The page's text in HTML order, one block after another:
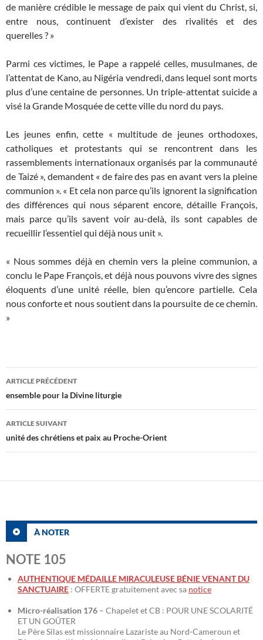
de manière crédible le message de paix qui vient du Christ, si,
entre nous, continuent d’exister des rivalités et des
querelles ? »
Parmi ces victimes, le Pape a rappelé celles, musulmanes, de
l’attentat de Kano, au Nigéria vendredi, dans lequel sont morts
plus d’une centaine de personnes. Un triple-attentat suicide a
visé la Grande Mosquée de cette ville du nord du pays.
Les jeunes enfin, cette « multitude de jeunes orthodoxes,
catholiques et protestants qui se rencontrent dans les
rassemblements internationaux organisés par la communauté
de Taizé », demandent « de faire des pas en avant vers la pleine
communion ». « Et cela non parce qu’ils ignorent la signification
des différences qui nous séparent encore, détaille François,
mais parce qu’ils savent voir au-delà, ils sont capables de
recueillir l’essentiel qui déjà nous unit ».
« Nous sommes déjà en chemin vers la pleine communion, a
conclu le Pape François, et déjà nous pouvons vivre des signes
éloquents d’une unité réelle, bien qu’encore partielle. Cela
nous conforte et nous soutient dans la poursuite de ce chemin.
»
Navigation
des
articles
ARTICLE PRÉCÉDENT
ensemble pour la Divine liturgie
ARTICLE SUIVANT
unité des chrétiens et paix au Proche-Orient
À NOTER
NOTE 105
AUTHENTIQUE MÉDAILLE MIRACULEUSE BÉNIE VENANT DU
SANCTUAIRE : OFFERTE gratuitement avec sa notice
Micro-réalisation 176 – Chapelet et CB : POUR UNE SCOLARITÉ
ET UN GOÛTER
Le Père Silas est missionnaire Lazariste au Nord-Cameroun et